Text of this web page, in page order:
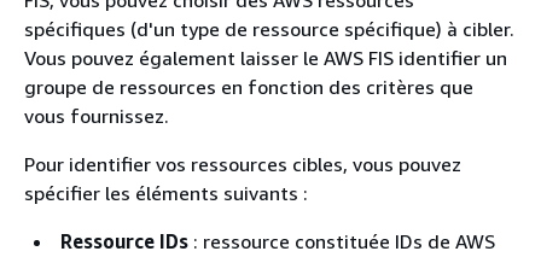
spécifiques (d'un type de ressource spécifique) à cibler.
Vous pouvez également laisser le AWS FIS identifier un
groupe de ressources en fonction des critères que
vous fournissez.
Pour identifier vos ressources cibles, vous pouvez
spécifier les éléments suivants :
Ressource IDs : ressource constituée IDs de AWS